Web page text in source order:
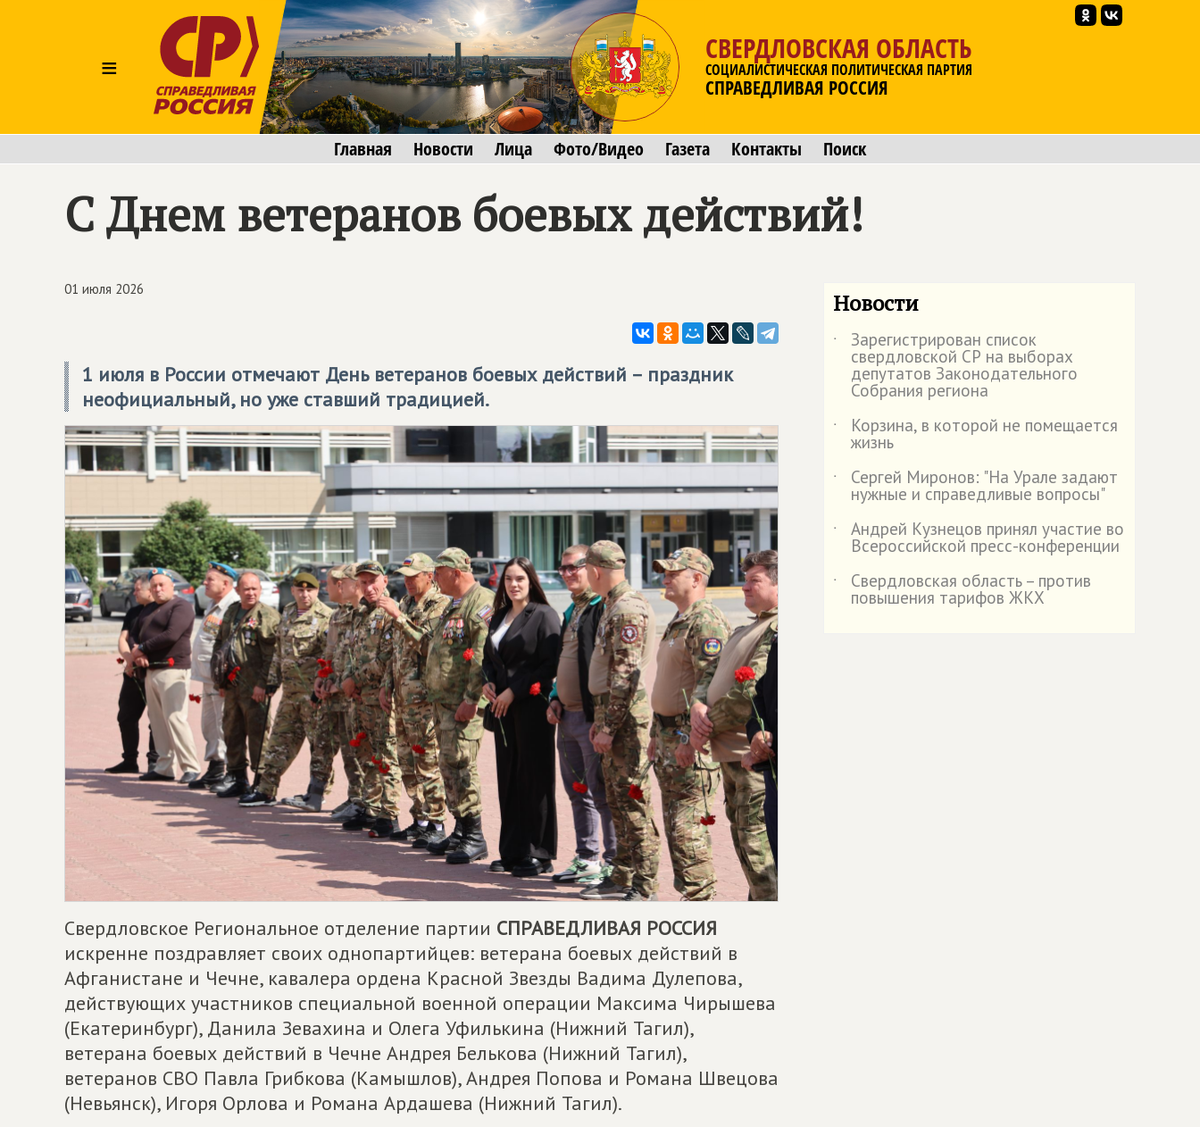
≡
СВЕРДЛОВСКАЯ ОБЛАСТЬ
СОЦИАЛИСТИЧЕСКАЯ ПОЛИТИЧЕСКАЯ ПАРТИЯ
СПРАВЕДЛИВАЯ РОССИЯ
Главная Новости Лица Фото/Видео Газета Контакты Поиск
С Днем ветеранов боевых действий!
01 июля 2026
1 июля в России отмечают День ветеранов боевых действий – праздник
неофициальный, но уже ставший традицией.
Свердловское Региональное отделение партии СПРАВЕДЛИВАЯ РОССИЯ
искренне поздравляет своих однопартийцев: ветерана боевых действий в
Афганистане и Чечне, кавалера ордена Красной Звезды Вадима Дулепова,
действующих участников специальной военной операции Максима Чирышева
(Екатеринбург), Данила Зевахина и Олега Уфилькина (Нижний Тагил),
ветерана боевых действий в Чечне Андрея Белькова (Нижний Тагил),
ветеранов СВО Павла Грибкова (Камышлов), Андрея Попова и Романа Швецова
(Невьянск), Игоря Орлова и Романа Ардашева (Нижний Тагил).
Новости
˙ Зарегистрирован список
свердловской СР на выборах
депутатов Законодательного
Собрания региона
˙
Корзина, в которой не помещается
жизнь
˙
Сергей Миронов: "На Урале задают
нужные и справедливые вопросы"
˙
Андрей Кузнецов принял участие во
Всероссийской пресс-конференции
˙
Свердловская область – против
повышения тарифов ЖКХ